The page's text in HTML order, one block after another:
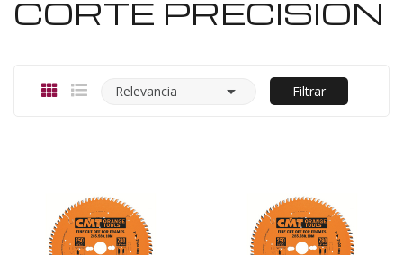
CORTE PRECISION
Relevancia  Filtrar